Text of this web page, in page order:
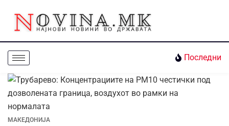
Последни
МАКЕДОНИЈА